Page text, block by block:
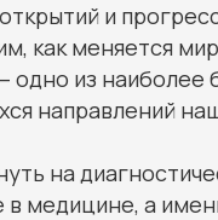
и
как меняется
одно из наиболее
направлений
на
в медицине, а